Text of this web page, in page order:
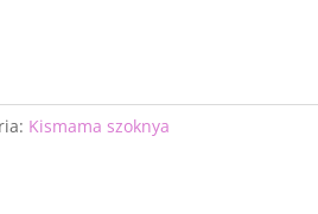
Kismama szoknya